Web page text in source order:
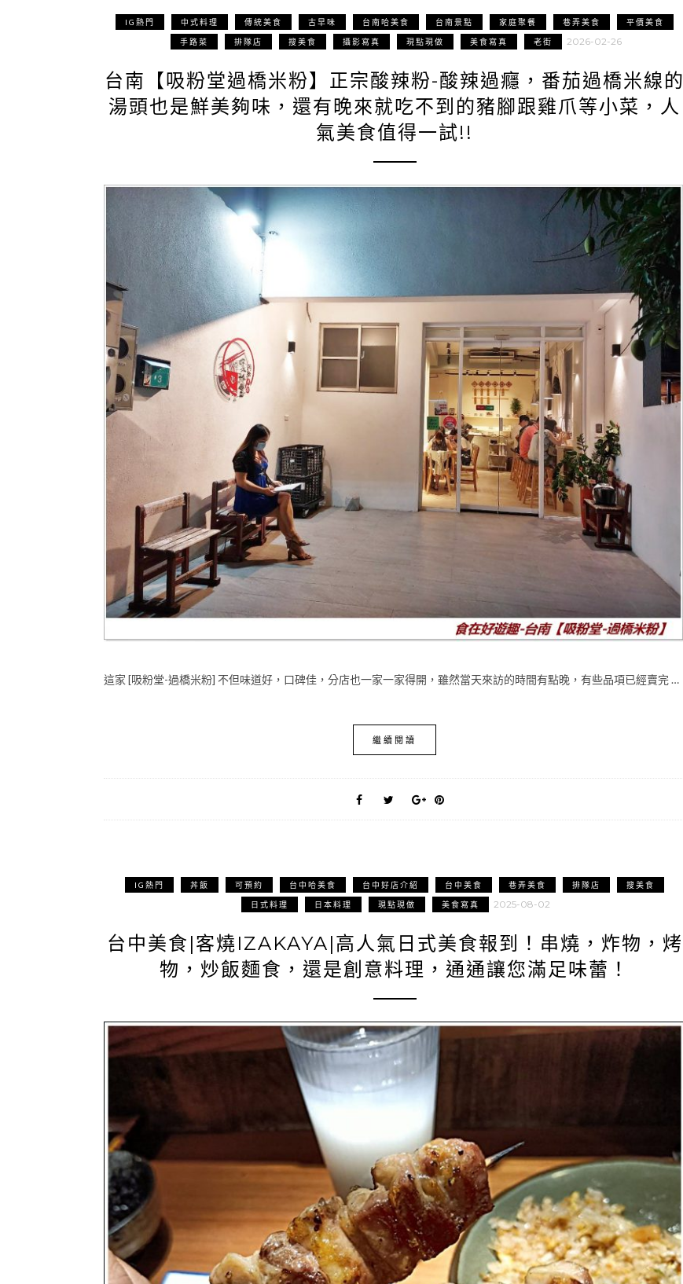
IG熱門 中式料理 傳統美食 古早味 台南哈美食 台南景點 家庭聚餐 巷弄美食 平價美食
手路菜 排隊店 搜美食 攝影寫真 現點現做 美食寫真 老街 2026-02-26
台南【吸粉堂過橋米粉】正宗酸辣粉-酸辣過癮，番茄過橋米線的
湯頭也是鮮美夠味，還有晚來就吃不到的豬腳跟雞爪等小菜，人
氣美食值得一試!!
這家 [吸粉堂-過橋米粉] 不但味道好，口碑佳，分店也一家一家得開，雖然當天來訪的時間有點晚，有些品項已經賣完 …
繼續閱讀
IG熱門 丼飯 可預約 台中哈美食 台中好店介紹 台中美食 巷弄美食 排隊店 搜美食
日式料理 日本料理 現點現做 美食寫真 2025-08-02
台中美食|客燒IZAKAYA|高人氣日式美食報到！串燒，炸物，烤
物，炒飯麵食，還是創意料理，通通讓您滿足味蕾！